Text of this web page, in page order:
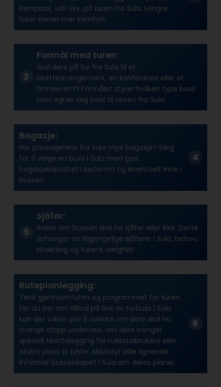
beinplass, wifi osv. på turen fra Sula. Lengre
turer krever mer komfort.
Formål med turen:
Skal dere på tur fra Sula til et
idrettsarrangement, en konferanse eller et
firmaevent? Formålet styrer hvilken type buss
som egner seg best til reisen fra Sula.
Bagasje:
Har passasjerene fra Sula mye bagasje? Sørg
for å velge en buss i Sula med god
bagasjekapasitet i lasterom og eventuelt inne i
bussen.
Sjåfør:
Avklar om bussen skal ha sjåfør eller ikke. Dette
avhenger av tilgjengelige sjåfører i Sula, behov,
strekning og turens varighet.
Ruteplanlegging:
Tenk gjennom ruten og programmet for turen.
Før du ber om tilbud på leie av turbuss i Sula
kan det være grei å avklare om dere skal ha
mange stopp underveis, om dere trenger
spesiell tilrettelegging for rullestolbrukere eller
ekstra plass til sykler, skiutstyr eller lignende.
Informer busselskapet i Sula om deres planer.